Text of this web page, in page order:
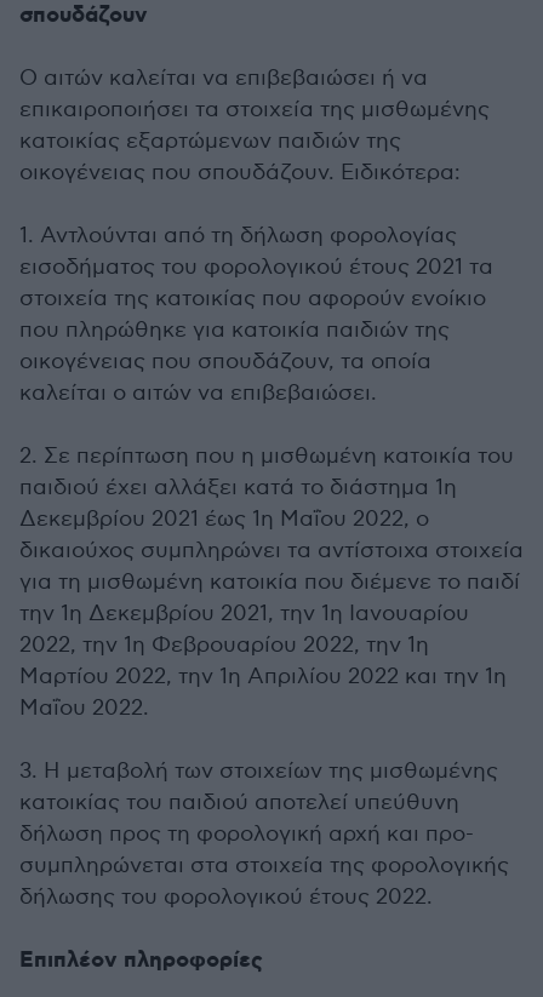
σπουδάζουν
Ο αιτών καλείται να επιβεβαιώσει ή να
επικαιροποιήσει τα στοιχεία της μισθωμένης
κατοικίας εξαρτώμενων παιδιών της
οικογένειας που σπουδάζουν. Ειδικότερα:
1. Αντλούνται από τη δήλωση φορολογίας
εισοδήματος του φορολογικού έτους 2021 τα
στοιχεία της κατοικίας που αφορούν ενοίκιο
που πληρώθηκε για κατοικία παιδιών της
οικογένειας που σπουδάζουν, τα οποία
καλείται ο αιτών να επιβεβαιώσει.
2. Σε περίπτωση που η μισθωμένη κατοικία του
παιδιού έχει αλλάξει κατά το διάστημα 1η
Δεκεμβρίου 2021 έως 1η Μαΐου 2022, ο
δικαιούχος συμπληρώνει τα αντίστοιχα στοιχεία
για τη μισθωμένη κατοικία που διέμενε το παιδί
την 1η Δεκεμβρίου 2021, την 1η Ιανουαρίου
2022, την 1η Φεβρουαρίου 2022, την 1η
Μαρτίου 2022, την 1η Απριλίου 2022 και την 1η
Μαΐου 2022.
3. Η μεταβολή των στοιχείων της μισθωμένης
κατοικίας του παιδιού αποτελεί υπεύθυνη
δήλωση προς τη φορολογική αρχή και προ-
συμπληρώνεται στα στοιχεία της φορολογικής
δήλωσης του φορολογικού έτους 2022.
Επιπλέον πληροφορίες